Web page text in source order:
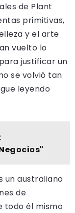
de Plant
primitivas,
y el arte
vuelto lo
justificar un
se volvió tan
leyendo
un australiano
de
todo él mismo